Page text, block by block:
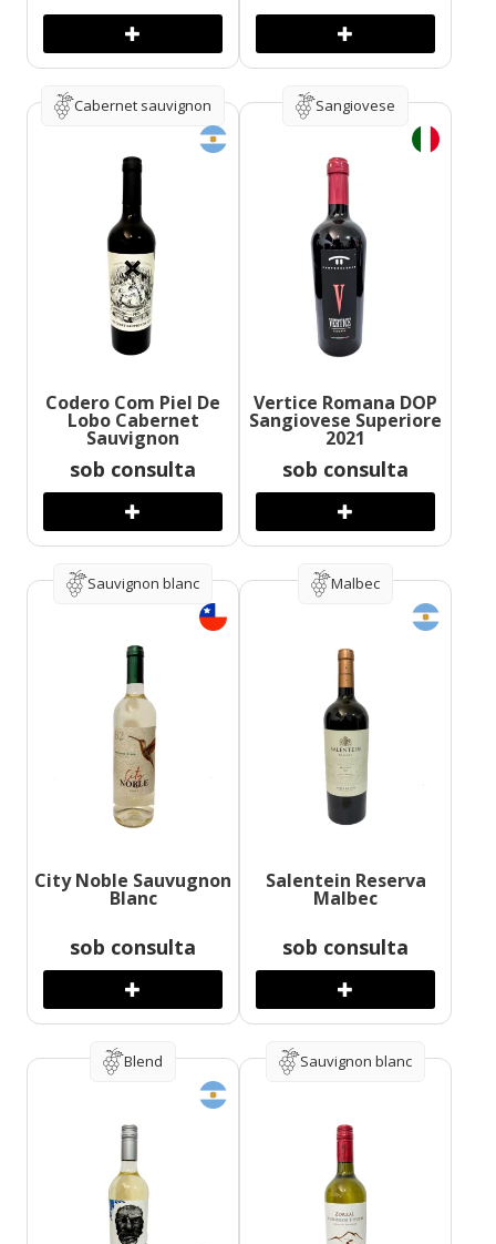
Cabernet sauvignon
Codero Com Piel De
Lobo Cabernet
Sauvignon
sob consulta
Sangiovese
Vertice Romana DOP
Sangiovese Superiore
2021
sob consulta
Sauvignon blanc
City Noble Sauvugnon
Blanc
sob consulta
Malbec
Salentein Reserva
Malbec
sob consulta
Blend Sauvignon blanc